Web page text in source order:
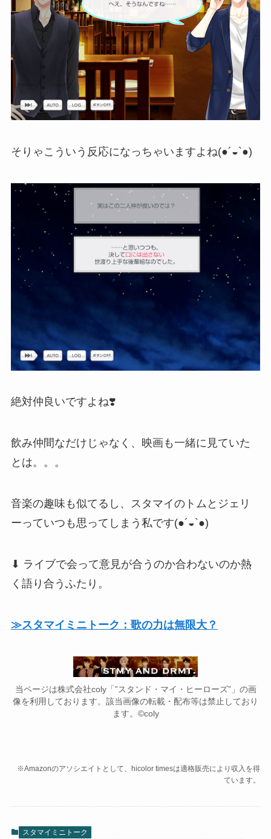
そりゃこういう反応になっちゃいますよね(●´◒`●)
絶対仲良いですよね❣️
飲み仲間なだけじゃなく、映画も一緒に見ていた
とは。。。
音楽の趣味も似てるし、スタマイのトムとジェリ
ーっていつも思ってしまう私です(●´◒`●)
⬇︎ ライブで会って意見が合うのか合わないのか熱
く語り合うふたり。
≫スタマイミニトーク：歌の力は無限大？
当ページは株式会社coly「”スタンド・マイ・ヒーローズ”」の画
像を利用しております。該当画像の転載・配布等は禁止しており
ます。©coly
※Amazonのアソシエイトとして、hicolor timesは適格販売により収入を得
ています。
スタマイミニトーク